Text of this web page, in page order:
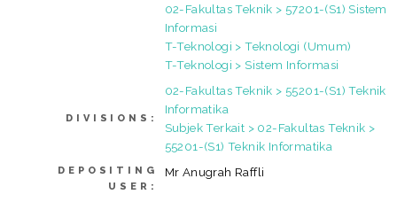
02-Fakultas Teknik > 57201-(S1) Sistem
Informasi
T-Teknologi > Teknologi (Umum)
T-Teknologi > Sistem Informasi
DIVISIONS:
02-Fakultas Teknik > 55201-(S1) Teknik
Informatika
Subjek Terkait > 02-Fakultas Teknik >
55201-(S1) Teknik Informatika
DEPOSITING
USER:
Mr Anugrah Raffli